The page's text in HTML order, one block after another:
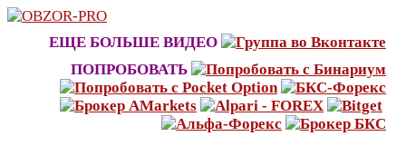
Skip
content
ЕЩЕ БОЛЬШЕ ВИДЕО
ПОПРОБОВАТЬ